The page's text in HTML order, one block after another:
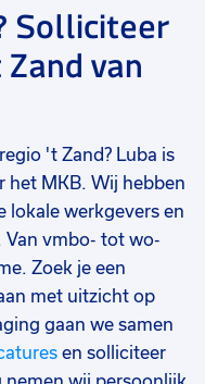
Solliciteer
van
't Zand? Luba is
het MKB. Wij hebben
lokale werkgevers en
Van vmbo- tot wo-
Zoek je een
met uitzicht op
gaan we samen
en solliciteer